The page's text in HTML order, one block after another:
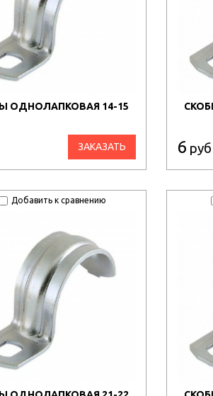
ОДНОЛАПКОВАЯ 14-15
ЗАКАЗАТЬ 6 руб
Добавить к сравнению